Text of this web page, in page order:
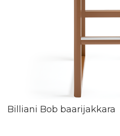
Billiani Bob baarijakkara